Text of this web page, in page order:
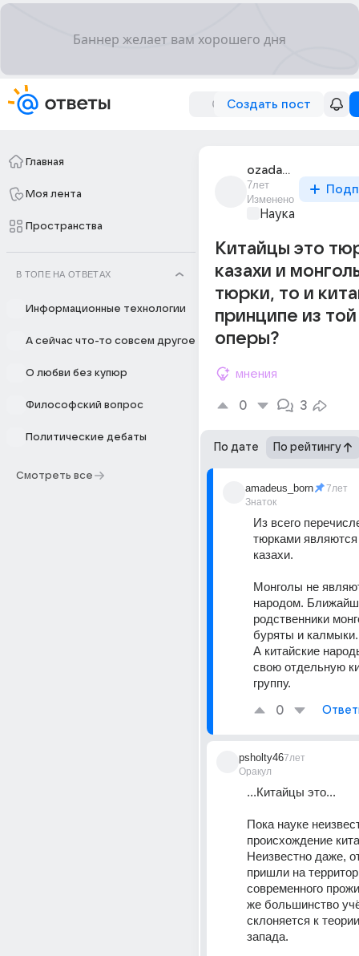
Создать пост
Главная
Моя лента
Пространства
В ТОПЕ НА ОТВЕТАХ
Информационные технологии
А сейчас что-то совсем другое
О любви без купюр
Философский вопрос
Политические дебаты
Смотреть все
ozadachennyi
7лет
Изменено
Наука
Китайцы это
казахи и
тюрки, то и
принципе из
оперы?
мнения
0 3
По дате По рейтингу
amadeus_born
Знаток
7лет
Из всего
тюрками являются
казахи.
Монголы не
народом.
родственники
буряты и калмыки.
А китайские
свою отдельную
группу.
0
psholty46
Оракул
7лет
...Китайцы это...
Пока науке
происхождение
Неизвестно даже,
пришли на
современного
же большинство
склоняется к
запада.